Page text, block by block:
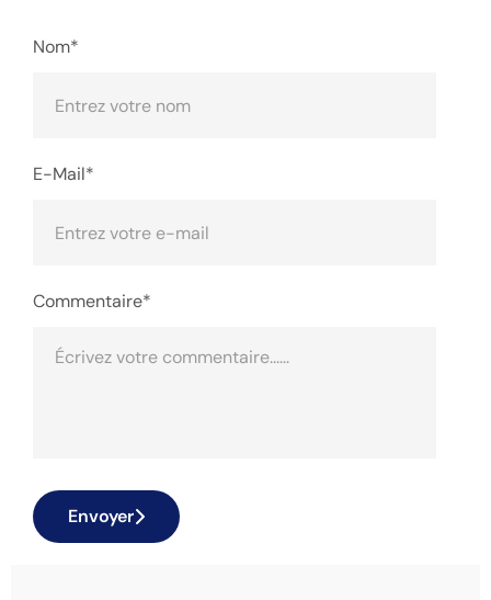
Commentaire*
Nom*
E-Mail*
Envoyer